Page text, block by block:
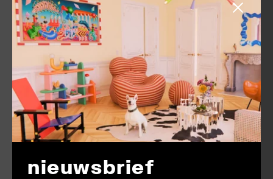
nieuwsbrief
Zijbalk